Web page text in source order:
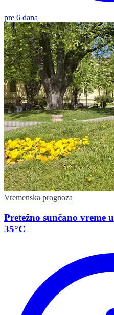
pre 6 dana
Vremenska prognoza
Pretežno sunčano vreme
35°C